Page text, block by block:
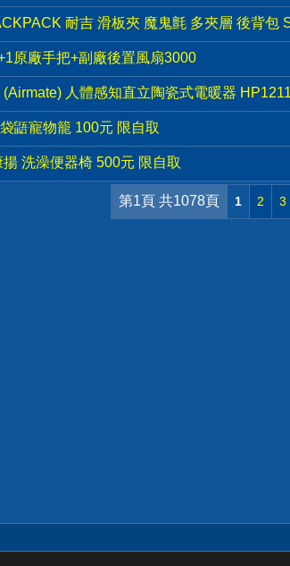
耐吉 滑板夾 魔鬼氈 多夾層 後背包
原廠手把+副廠後置風扇3000
(Airmate) 人體感知直立陶瓷式電暖器
鼯寵物籠 100元 限自取
揚 洗澡便器椅 500元 限自取
第1頁 共1078頁 1 2 3